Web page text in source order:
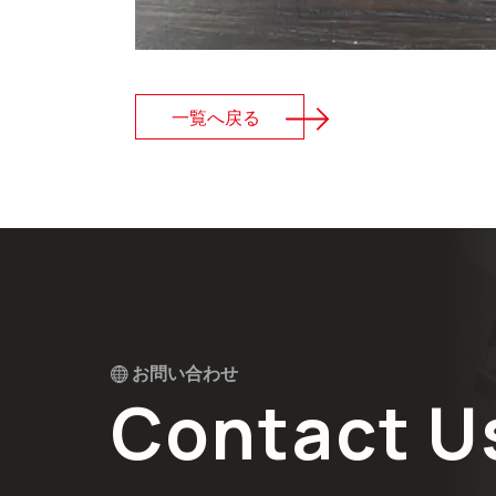
一覧へ戻る
お問い合わせ
Contact